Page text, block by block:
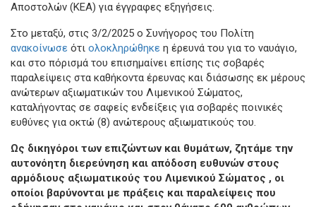
Αποστολών (ΚΕΑ) για έγγραφες εξηγήσεις.
Στο μεταξύ, στις 3/2/2025 ο Συνήγορος του Πολίτη
ανακοίνωσε ότι ολοκληρώθηκε η έρευνά του για το ναυάγιο,
και στο πόρισμά του επισημαίνει επίσης τις σοβαρές
παραλείψεις στα καθήκοντα έρευνας και διάσωσης εκ μέρους
ανώτερων αξιωματικών του Λιμενικού Σώματος,
καταλήγοντας σε σαφείς ενδείξεις για σοβαρές ποινικές
ευθύνες για οκτώ (8) ανώτερους αξιωματικούς του.
Ως δικηγόροι των επιζώντων και θυμάτων, ζητάμε την
αυτονόητη διερεύνηση και απόδοση ευθυνών στους
αρμόδιους αξιωματικούς του Λιμενικού Σώματος , οι
οποίοι βαρύνονται με πράξεις και παραλείψεις που